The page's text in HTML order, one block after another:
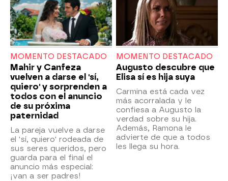
MOMENTO DESTACADO
Mahir y Canfeza
vuelven a darse el 'sí,
quiero' y sorprenden a
todos con el anuncio
de su próxima
paternidad
La pareja vuelve a darse
el 'sí, quiero' rodeada de
sus seres queridos, pero
guarda para el final el
anuncio más especial:
¡van a ser padres!
MOMENTO DESTACADO
Augusto descubre que
Elisa sí es hija suya
Carmina está cada vez
más acorralada y le
confiesa a Augusto la
verdad sobre su hija.
Además, Ramona le
advierte de que a todos
les llega su hora.